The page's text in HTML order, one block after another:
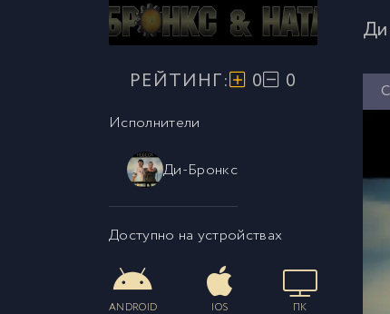
РЕЙТИНГ: 0 0
Исполнители
Ди-Бронкс
Доступно на устройствах
ANDROID IOS ПК